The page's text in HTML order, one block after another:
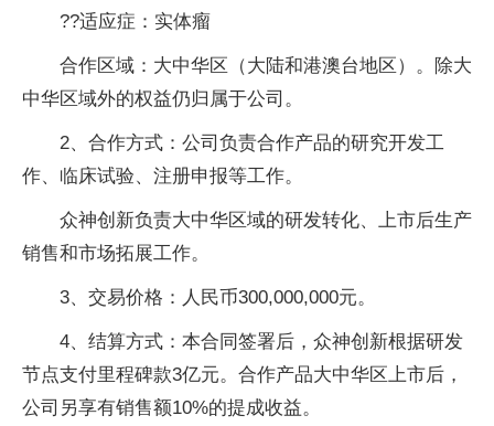
??适应症：实体瘤
合作区域：大中华区（大陆和港澳台地区）。除大
中华区域外的权益仍归属于公司。
2、合作方式：公司负责合作产品的研究开发工
作、临床试验、注册申报等工作。
众神创新负责大中华区域的研发转化、上市后生产
销售和市场拓展工作。
3、交易价格：人民币300,000,000元。
4、结算方式：本合同签署后，众神创新根据研发
节点支付里程碑款3亿元。合作产品大中华区上市后，
公司另享有销售额10%的提成收益。